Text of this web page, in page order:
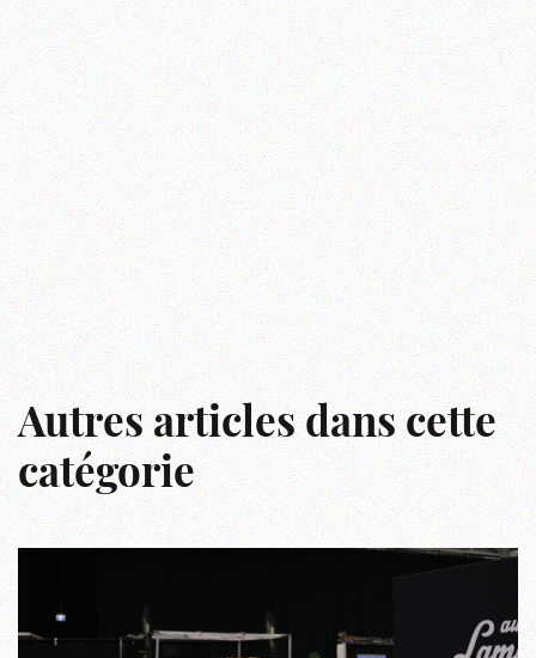
Autres articles dans cette
catégorie